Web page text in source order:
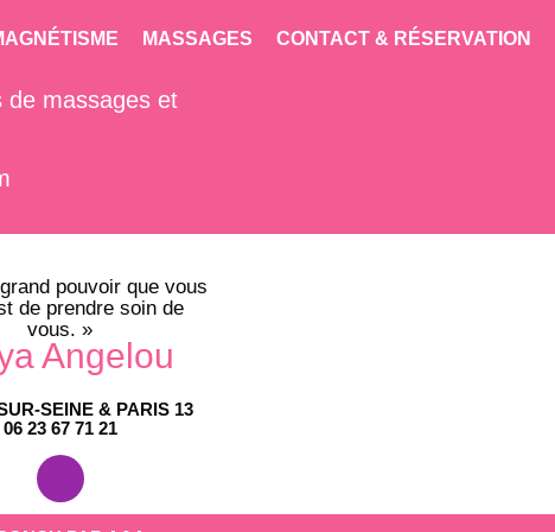
MASSAGES CONTACT & RÉSERVATION
de massages et
pouvoir que vous
de prendre soin de
vous. »
Angelou
SEINE & PARIS 13
06 23 67 71 21